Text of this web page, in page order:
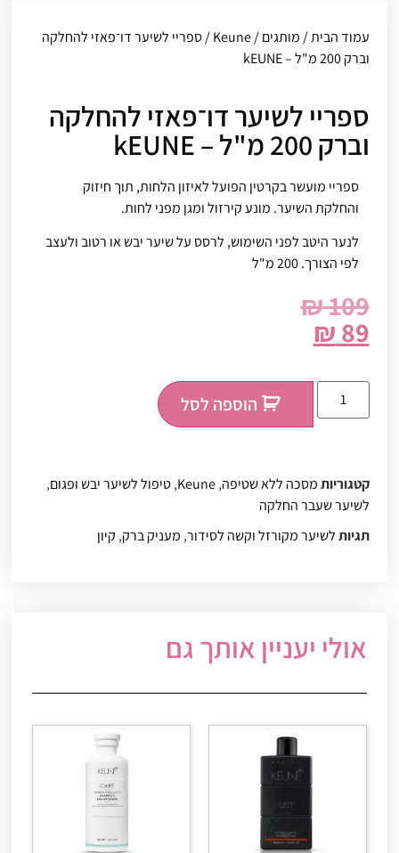
עמוד הבית/מותגים/
Keune/ ספריי לשיער דו־פאזי להחלקה
וברק 200 מ"ל – kEUNE
ספריי לשיער דו־פאזי להחלקה
וברק 200 מ"ל – kEUNE
ספריי מועשר בקרטין הפועל לאיזון הלחות, תוך חיזוק
והחלקת השיער. מונע קירזול ומגן מפני לחות.
לנער היטב לפני השימוש, לרסס על שיער יבש או רטוב ולעצב
לפי הצורך. 200 מ"ל
₪109
₪ 89
הוספה לסל
קטגוריותמסכה ללא שטיפה,
Keune
,טיפול לשיער יבש ופגום,
לשיער שעבר החלקה
תגיותלשיער מקורזל וקשה לסידור,מעניק ברק,קיון
אולי יעניין אותך גם